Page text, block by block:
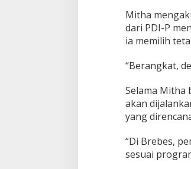
s
i
M
e
a
a
t
,
n
i
Mitha
dari PDI-P
ia memilih
“Berangkat,
Selama Mitha
akan
yang
“Di Brebes,
sesuai